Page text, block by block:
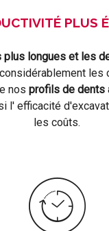
PLUS
plus longues et les
les
nos profils de dents
l' efficacité
les coûts.